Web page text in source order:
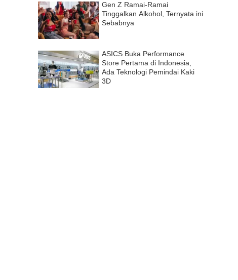
Gen Z Ramai-Ramai
Tinggalkan Alkohol, Ternyata ini
Sebabnya
ASICS Buka Performance
Store Pertama di Indonesia,
Ada Teknologi Pemindai Kaki
3D